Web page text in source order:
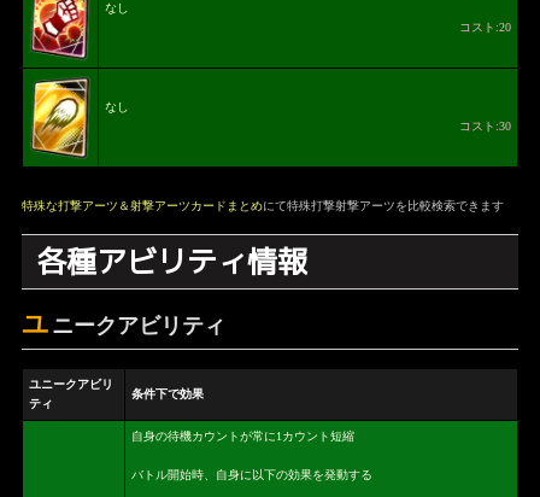
なし
コスト:20
なし
コスト:30
特殊な打撃アーツ＆射撃アーツカードまとめにて特殊打撃射撃アーツを比較検索できます
各種アビリティ情報
ユ ニークアビリティ
ユニークアビリ
ティ
条件下で効果
自身の待機カウントが常に1カウント短縮
バトル開始時、自身に以下の効果を発動する